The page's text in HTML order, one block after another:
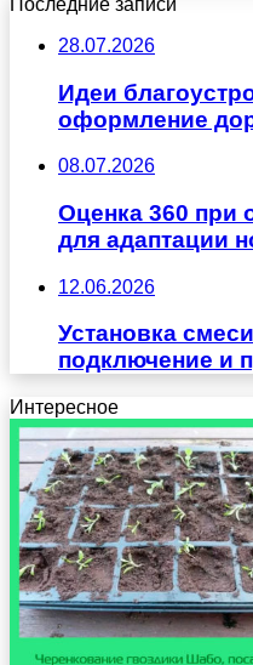
28.07.2026
Идеи
оформление
08.07.2026
Оценка 360 при
для адаптации
12.06.2026
Установка
подключение и
Интересное